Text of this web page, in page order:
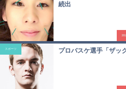
続出
プロバスケ選手「ザッ
スポーツ